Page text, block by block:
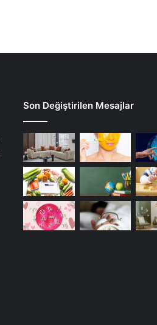
Son Değiştirilen Mesajlar